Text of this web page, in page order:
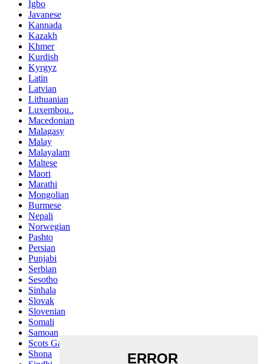
Igbo
Javanese
Kannada
Kazakh
Khmer
Kurdish
Kyrgyz
Latin
Latvian
Lithuanian
Luxembou..
Macedonian
Malagasy
Malay
Malayalam
Maltese
Maori
Marathi
Mongolian
Burmese
Nepali
Norwegian
Pashto
Persian
Punjabi
Serbian
Sesotho
Sinhala
Slovak
Slovenian
Somali
Samoan
Scots Gaelic
Shona